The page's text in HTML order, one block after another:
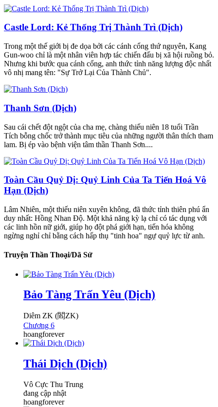
Castle Lord: Kẻ Thống Trị Thành Trì (Dịch)
Trong một thế giới bị đe dọa bởi các cánh cổng thứ nguyên, Kang
Gun-woo chỉ là một nhân viên hợp tác chiến đấu bị xã hội ruồng bỏ.
Nhưng khi bước qua cánh cổng, anh thức tỉnh năng lượng độc nhất
vô nhị mang tên: "Sự Trở Lại Của Thành Chủ".
Thanh Sơn (Dịch)
Sau cái chết đột ngột của cha mẹ, chàng thiếu niên 18 tuổi Trần
Tích bỗng chốc trở thành mục tiêu của những người thân thích tham
lam. Bị ép vào bệnh viện tâm thần Thanh Sơn....
Toàn Cầu Quỷ Dị: Quỷ Linh Của Ta Tiến Hoá Vô
Hạn (Dịch)
Lâm Nhiên, một thiếu niên xuyên không, đã thức tỉnh thiên phú ẩn
duy nhất: Hồng Nhan Độ. Một khả năng kỳ lạ chỉ có tác dụng với
các linh hồn nữ giới, giúp họ đột phá giới hạn, tiến hóa không
ngừng nghỉ chỉ bằng cách hấp thụ "tinh hoa" ngự quỷ lực từ anh.
Truyện Thần Thoại/Dã Sử
Bảo Tàng Trấn Yêu (Dịch)
Diêm ZK (閻ZK)
Chương 6
hoangforever
Thái Dịch (Dịch)
Vô Cực Thu Trung
đang cập nhật
hoangforever